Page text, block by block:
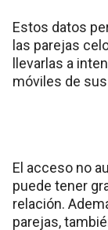
Estos datos
las parejas
llevarlas a
móviles de
El acceso no
puede tener
relación.
parejas,